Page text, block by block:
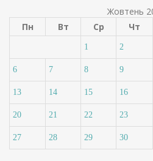
Жовтень
Пн
Вт Ср Чт
1 2
6 7 8 9
13 14 15 16
20 21 22 23
27 28 29 30